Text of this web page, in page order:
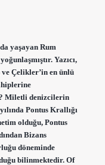
yaşayan Rum
Yazıcı,
Çelikler’in en ünlü
Miletli denizcilerin
Pontus Krallığı
olduğu, Pontus
Bizans
döneminde
bilinmektedir. Of